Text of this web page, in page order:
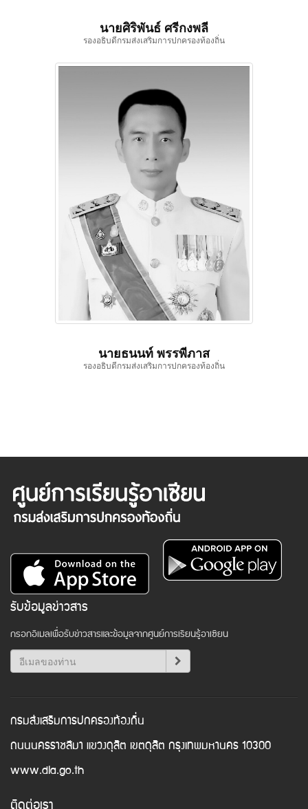
นายศิริพันธ์ ศรีกงพลี
รองอธิบดีกรมส่งเสริมการปกครองท้องถิ่น
นายธนนท์ พรรพีภาส
รองอธิบดีกรมส่งเสริมการปกครองท้องถิ่น
รับข้อมูลข่าวสาร
กรอกอีเมลเพื่อรับข่าวสารและข้อมูลจากศูนย์การเรียนรู้อาเซียน
กรมส่งเสริมการปกครองท้องถิ่น
ถนนนครราชสีมา แขวงดุสิต เขตดุสิต กรุงเทพมหานคร 10300
www.dla.go.th